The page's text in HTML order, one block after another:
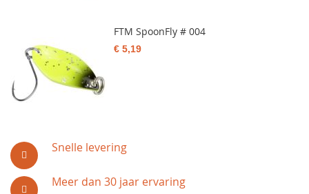
Snelle levering
Meer dan 30 jaar ervaring
FTM SpoonFly # 004
€ 5,19